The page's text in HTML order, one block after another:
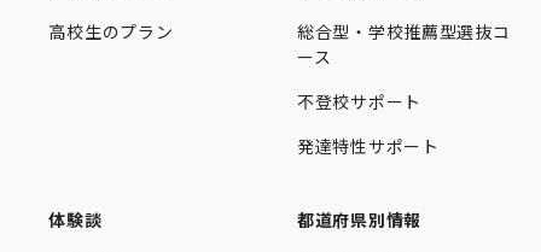
高校生のプラン
総合型・学校推薦型選抜コ
ース
不登校サポート
発達特性サポート
体験談
都道府県別情報